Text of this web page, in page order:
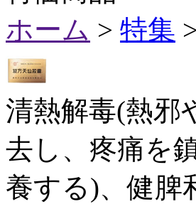
ホーム > 特集
清熱解毒(熱邪
去し、疼痛を
養する)、健脾